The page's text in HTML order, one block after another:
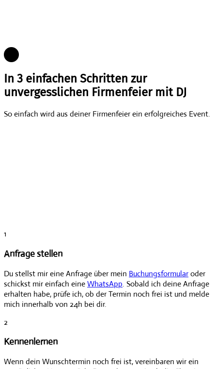
In 3 einfachen Schritten zur
unvergesslichen Firmenfeier mit DJ
So einfach wird aus deiner Firmenfeier ein erfolgreiches Event.
1
Anfrage stellen
Du stellst mir eine Anfrage über mein Buchungsformularoder
schickst mir einfach eineWhatsApp. Sobald ich deine Anfrage
erhalten habe, prüfe ich, ob der Termin noch frei ist und melde
mich innerhalb von 24h bei dir.
2
Kennenlernen
Wenn dein Wunschtermin noch frei ist, vereinbaren wir ein